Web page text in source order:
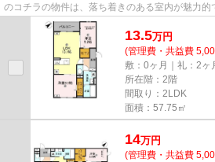
のコチラの物件は、落ち着きのある室内が魅力
です。数多くの物件をご用意し...
13.5万円
(管理費・共益費
敷：0ヶ月｜礼：2ヶ
所在階：2階
間取り：2LDK
面積：57.75㎡
14万円
(管理費・共益費